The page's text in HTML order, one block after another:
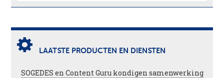
LAATSTE PRODUCTEN EN DIENSTEN
SOGEDES en Content Guru kondigen samenwerking